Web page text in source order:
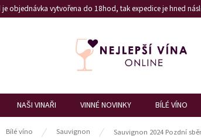
objednávka vytvořena do 18hod, tak expedice je hned
NAŠI VINAŘI VINNÉ NOVINKY BÍLÉ VÍNO
Bílé víno Sauvignon Sauvignon 2024 Pozdní